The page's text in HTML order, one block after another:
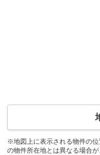
※地図上に表示される物件の
の物件所在地とは異なる場合が